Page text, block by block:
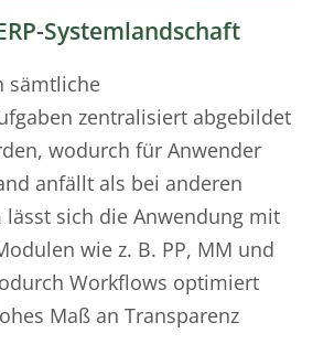
Systemlandschaft
sämtliche
zentralisiert abgebildet
wodurch für Anwender
anfällt als bei anderen
lässt sich die Anwendung mit
wie z. B. PP, MM und
Workflows optimiert
Maß an Transparenz